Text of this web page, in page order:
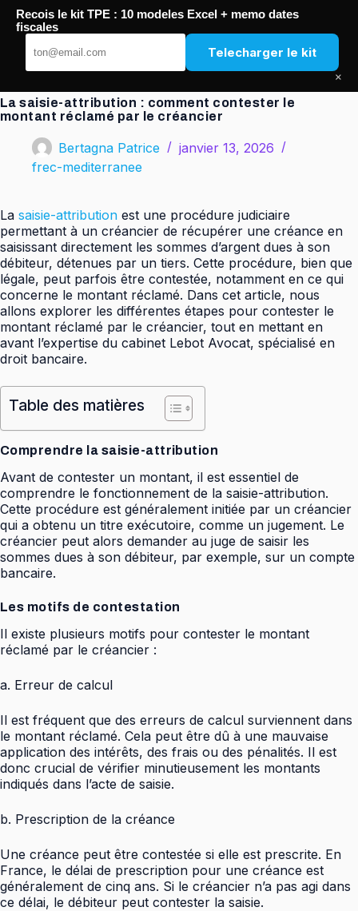
Passer
contenu
FREC Méditerranée
La saisie-attribution : comment contester le
montant réclamé par le créancier
Bertagna Patrice
janvier 13, 2026
frec-mediterranee
La saisie-attribution est une procédure judiciaire
permettant à un créancier de récupérer une créance en
saisissant directement les sommes d’argent dues à son
débiteur, détenues par un tiers. Cette procédure, bien que
légale, peut parfois être contestée, notamment en ce qui
concerne le montant réclamé. Dans cet article, nous
allons explorer les différentes étapes pour contester le
montant réclamé par le créancier, tout en mettant en
avant l’expertise du cabinet Lebot Avocat, spécialisé en
droit bancaire.
Table des matières
Comprendre la saisie-attribution
Avant de contester un montant, il est essentiel de
comprendre le fonctionnement de la saisie-attribution.
Cette procédure est généralement initiée par un créancier
qui a obtenu un titre exécutoire, comme un jugement. Le
créancier peut alors demander au juge de saisir les
sommes dues à son débiteur, par exemple, sur un compte
bancaire.
Les motifs de contestation
Il existe plusieurs motifs pour contester le montant
réclamé par le créancier :
a. Erreur de calcul
Il est fréquent que des erreurs de calcul surviennent dans
le montant réclamé. Cela peut être dû à une mauvaise
application des intérêts, des frais ou des pénalités. Il est
donc crucial de vérifier minutieusement les montants
indiqués dans l’acte de saisie.
b. Prescription de la créance
Une créance peut être contestée si elle est prescrite. En
France, le délai de prescription pour une créance est
généralement de cinq ans. Si le créancier n’a pas agi dans
ce délai, le débiteur peut contester la saisie.
Recois le kit TPE : 10 modeles Excel + memo dates
fiscales
Telecharger le kit
×